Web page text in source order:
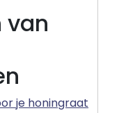
van
je honingraat